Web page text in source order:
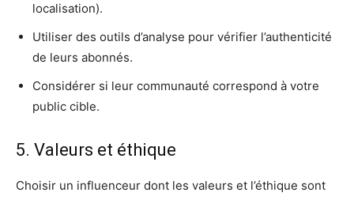
localisation).
Utiliser des outils d’analyse pour vérifier l’authenticité
de leurs abonnés.
Considérer si leur communauté correspond à votre
public cible.
5. Valeurs et éthique
Choisir un influenceur dont les valeurs et l’éthique sont